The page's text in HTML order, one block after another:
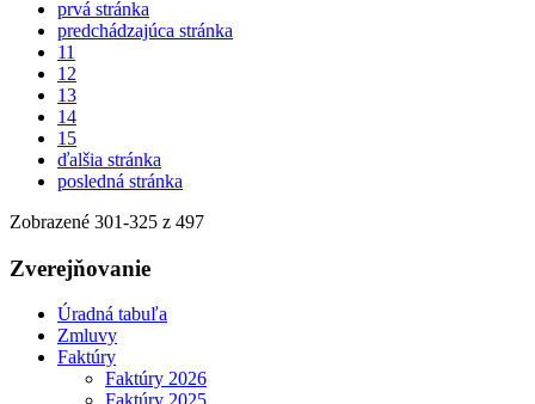
prvá stránka
predchádzajúca stránka
11
12
13
14
15
ďalšia stránka
posledná stránka
Zobrazené 301-325 z 497
Zverejňovanie
Úradná tabuľa
Zmluvy
Faktúry
Faktúry 2026